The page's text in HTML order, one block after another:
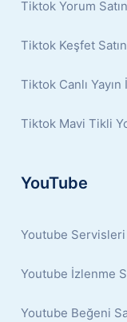
Tiktok Yorum
Tiktok Keşfet
Tiktok Canlı
Tiktok Mavi Tikli
YouTube
Youtube Servisleri
Youtube İzlenme
Youtube Beğeni